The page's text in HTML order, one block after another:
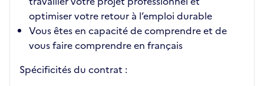
optimiser votre retour à l’emploi durable
Vous êtes en capacité de comprendre et de
vous faire comprendre en français
Spécificités du contrat :